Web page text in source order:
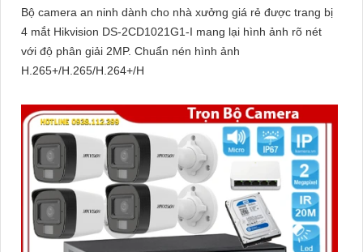
Bộ camera an ninh dành cho nhà xưởng giá rẻ được trang bị
4 mắt Hikvision DS-2CD1021G1-I mang lại hình ảnh rõ nét
với độ phân giải 2MP. Chuẩn nén hình ảnh
H.265+/H.265/H.264+/H